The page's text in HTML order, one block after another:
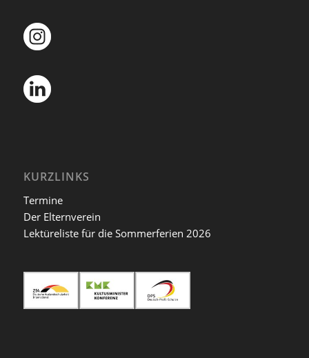
KURZLINKS
Termine
Der Elternverein
Lektüreliste für die Sommerferien 2026